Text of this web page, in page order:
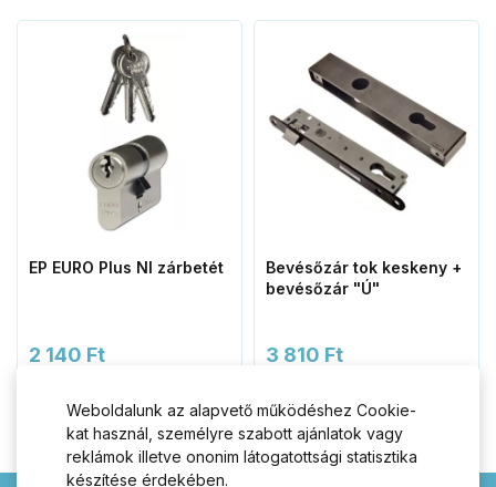
EP EURO Plus NI zárbetét
2 140 Ft
Bevésőzár tok keskeny +
bevésőzár "Ú"
3 810 Ft
Weboldalunk az alapvető működéshez Cookie-
kat használ, személyre szabott ajánlatok vagy
reklámok illetve ononim látogatottsági statisztika
készítése érdekében.